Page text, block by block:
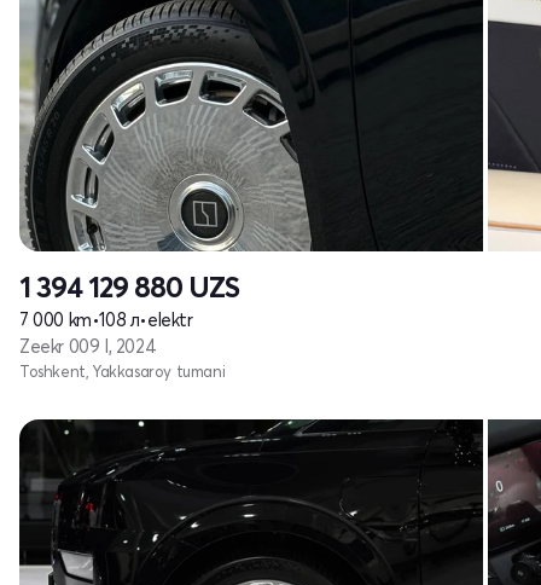
1 394 129 880 UZS
7 000 km•108 л•elektr
Zeekr 009 I, 2024
Toshkent, Yakkasaroy tumani